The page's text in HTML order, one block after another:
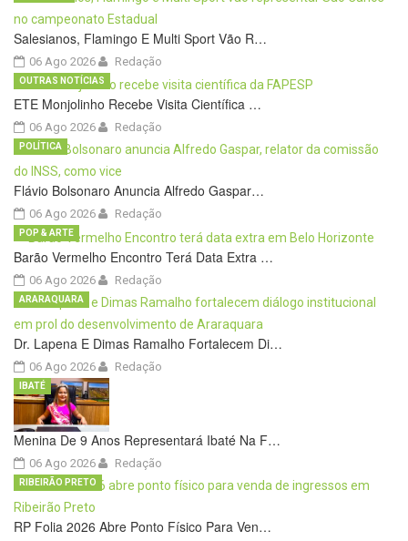
Salesianos, Flamingo E Multi Sport Vão R…
06 Ago 2026 Redação
ETE Monjolinho Recebe Visita Científica …
06 Ago 2026
OUTRAS NOTÍCIAS
Redação
Flávio Bolsonaro Anuncia Alfredo Gaspar…
06 Ago 2026
POLÍTICA
Redação
Barão Vermelho Encontro Terá Data Extra …
06 Ago 2026
POP & ARTE
Redação
Dr. Lapena E Dimas Ramalho Fortalecem Di…
06 Ago 2026
ARARAQUARA
Redação
Menina De 9 Anos Representará Ibaté Na F…
06 Ago 2026
IBATÉ
Redação
RP Folia 2026 Abre Ponto Físico Para Ven…
RIBEIRÃO PRETO